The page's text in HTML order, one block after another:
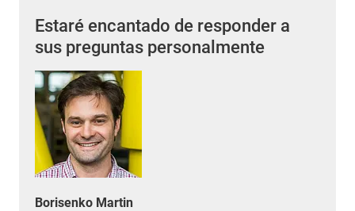
Estaré encantado de responder a
sus preguntas personalmente
Borisenko Martin